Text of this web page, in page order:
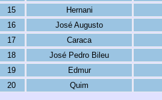
15
Hernani
16
José Augusto
17
Caraca
18
José Pedro Bileu
19
Edmur
20
Quim